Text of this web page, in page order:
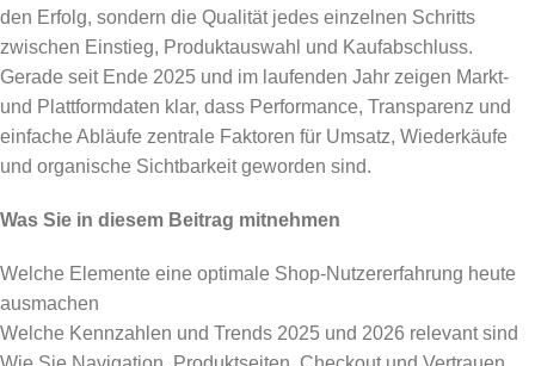
den Erfolg, sondern die Qualität jedes einzelnen Schritts
zwischen Einstieg, Produktauswahl und Kaufabschluss.
Gerade seit Ende 2025 und im laufenden Jahr zeigen Markt-
und Plattformdaten klar, dass Performance, Transparenz und
einfache Abläufe zentrale Faktoren für Umsatz, Wiederkäufe
und organische Sichtbarkeit geworden sind.
Was Sie in diesem Beitrag mitnehmen
Welche Elemente eine optimale Shop-Nutzererfahrung heute
ausmachen
Welche Kennzahlen und Trends 2025 und 2026 relevant sind